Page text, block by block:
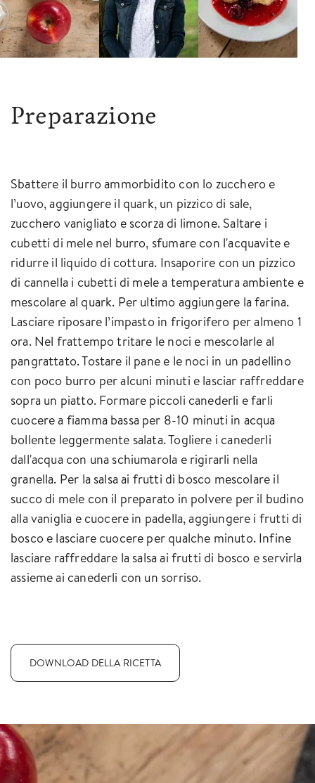
Preparazione
Sbattere il burro ammorbidito con lo zucchero e
l’uovo, aggiungere il quark, un pizzico di sale,
zucchero vanigliato e scorza di limone. Saltare i
cubetti di mele nel burro, sfumare con l'acquavite e
ridurre il liquido di cottura. Insaporire con un pizzico
di cannella i cubetti di mele a temperatura ambiente e
mescolare al quark. Per ultimo aggiungere la farina.
Lasciare riposare l’impasto in frigorifero per almeno 1
ora. Nel frattempo tritare le noci e mescolarle al
pangrattato. Tostare il pane e le noci in un padellino
con poco burro per alcuni minuti e lasciar raffreddare
sopra un piatto. Formare piccoli canederli e farli
cuocere a fiamma bassa per 8-10 minuti in acqua
bollente leggermente salata. Togliere i canederli
dall'acqua con una schiumarola e rigirarli nella
granella. Per la salsa ai frutti di bosco mescolare il
succo di mele con il preparato in polvere per il budino
alla vaniglia e cuocere in padella, aggiungere i frutti di
bosco e lasciare cuocere per qualche minuto. Infine
lasciare raffreddare la salsa ai frutti di bosco e servirla
assieme ai canederli con un sorriso.
DOWNLOAD DELLA RICETTA